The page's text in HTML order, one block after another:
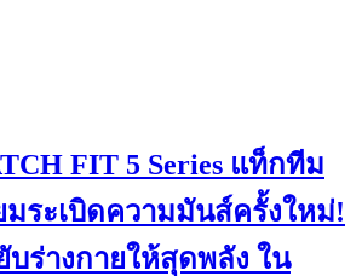
FIT 5 Series แท็กทีม
มระเบิดความมันส์ครั้งใหม่!
ร่างกายให้สุดพลัง ใน